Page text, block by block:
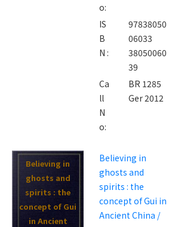
o:
IS
B
N :
97838050
06033
38050060
39
Ca
ll
N
o:
BR 1285
Ger 2012
Believing in
ghosts and
spirits : the
concept of Gui
in Ancient
Believing in
ghosts and
spirits : the
concept of Gui in
Ancient China /